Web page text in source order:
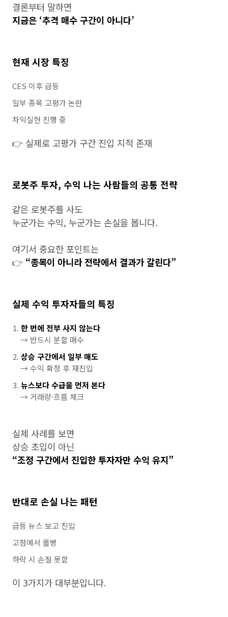
결론부터 말하면
지금은 ‘추격 매수 구간이 아니다’
현재 시장 특징
CES 이후 급등
일부 종목 고평가 논란
차익실현 진행 중
👉 실제로 고평가 구간 진입 지적 존재
로봇주 투자, 수익 나는 사람들의 공통 전략
같은 로봇주를 사도
누군가는 수익, 누군가는 손실을 봅니다.
여기서 중요한 포인트는
👉 “종목이 아니라 전략에서 결과가 갈린다”
실제 수익 투자자들의 특징
한 번에 전부 사지 않는다
→ 반드시 분할 매수
상승 구간에서 일부 매도
→ 수익 확정 후 재진입
뉴스보다 수급을 먼저 본다
→ 거래량·흐름 체크
실제 사례를 보면
상승 초입이 아닌
“조정 구간에서 진입한 투자자만 수익 유지”
반대로 손실 나는 패턴
급등 뉴스 보고 진입
고점에서 몰빵
하락 시 손절 못함
이 3가지가 대부분입니다.